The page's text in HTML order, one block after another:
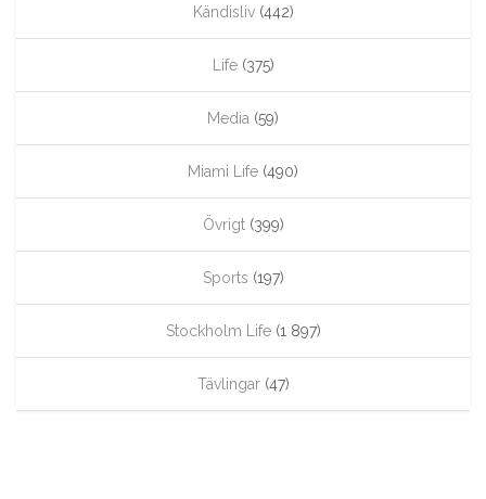
Kändisliv(442)
Life(375)
Media (59)
Miami Life (490)
Övrigt(399)
Sports (197)
Stockholm Life(1 897)
Tävlingar(47)